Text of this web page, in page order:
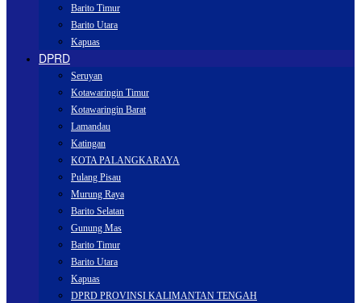
Barito Timur
Barito Utara
Kapuas
DPRD
Seruyan
Kotawaringin Timur
Kotawaringin Barat
Lamandau
Katingan
KOTA PALANGKARAYA
Pulang Pisau
Murung Raya
Barito Selatan
Gunung Mas
Barito Timur
Barito Utara
Kapuas
DPRD PROVINSI KALIMANTAN TENGAH